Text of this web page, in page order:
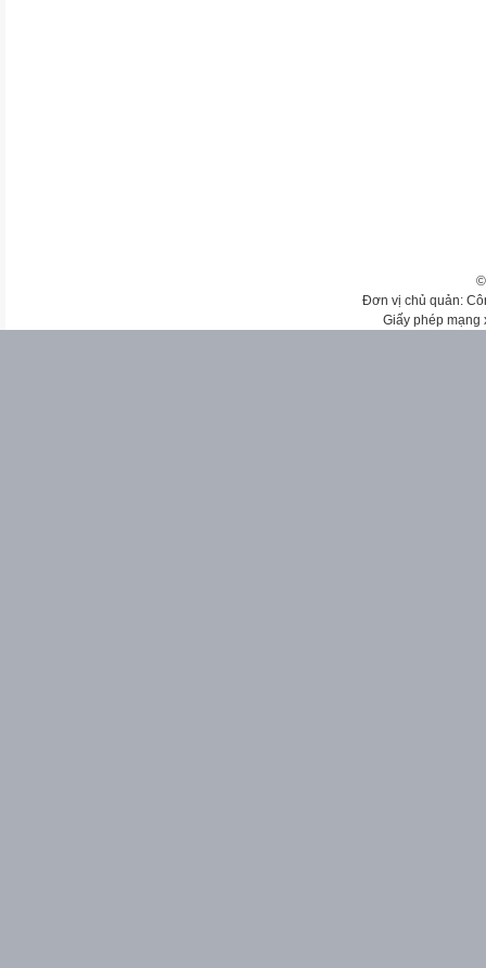
Đơn vị chủ quản:
Giấy phép mạng